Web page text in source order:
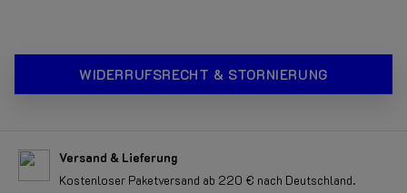
WIDERRUFSRECHT & STORNIERUNG
Versand & Lieferung
Kostenloser Paketversand ab 220 € nach Deutschland.